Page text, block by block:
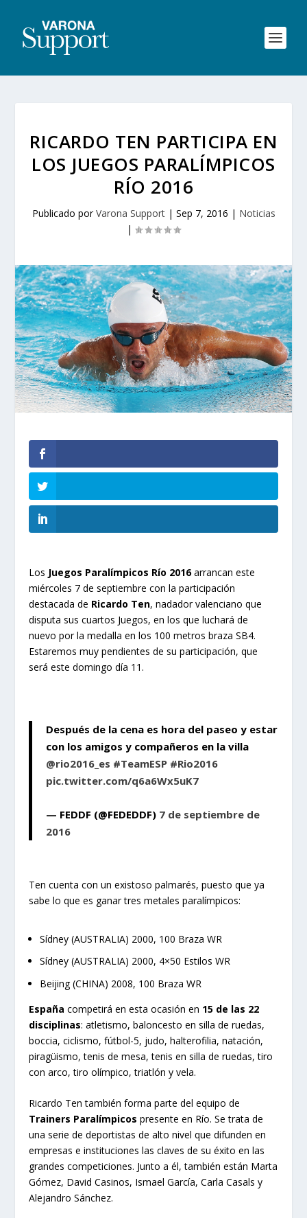
RICARDO TEN PARTICIPA EN
LOS JUEGOS PARALÍMPICOS
RÍO 2016
Publicado porVarona Support| Sep 7, 2016 | Noticias
|
Los Juegos Paralímpicos Río 2016arrancan este
miércoles 7 de septiembre con la participación
destacada de Ricardo Ten, nadador valenciano que
disputa sus cuartos Juegos, en los que luchará de
nuevo por la medalla en los 100 metros braza SB4.
Estaremos muy pendientes de su participación, que
será este domingo día 11.
Después de la cena es hora del paseo y estar
con los amigos y compañeros en la villa
@rio2016_es #TeamESP #Rio2016
pic.twitter.com/q6a6Wx5uK7
— FEDDF (@FEDEDDF) 7 de septiembre de
2016
Ten cuenta con un existoso palmarés, puesto que ya
sabe lo que es ganar tres metales paralímpicos:
Sídney (AUSTRALIA) 2000, 100 Braza WR
Sídney (AUSTRALIA) 2000, 4×50 Estilos WR
Beijing (CHINA) 2008, 100 Braza WR
España competirá en esta ocasión en 15 de las 22
disciplinas: atletismo, baloncesto en silla de ruedas,
boccia, ciclismo, fútbol-5, judo, halterofilia, natación,
piragüismo, tenis de mesa, tenis en silla de ruedas, tiro
con arco, tiro olímpico, triatlón y vela.
Ricardo Ten también forma parte del equipo de
Trainers Paralímpicos presente en Río. Se trata de
una serie de deportistas de alto nivel que difunden en
empresas e instituciones las claves de su éxito en las
grandes competiciones. Junto a él, también están Marta
Gómez, David Casinos, Ismael García, Carla Casals y
Alejandro Sánchez.